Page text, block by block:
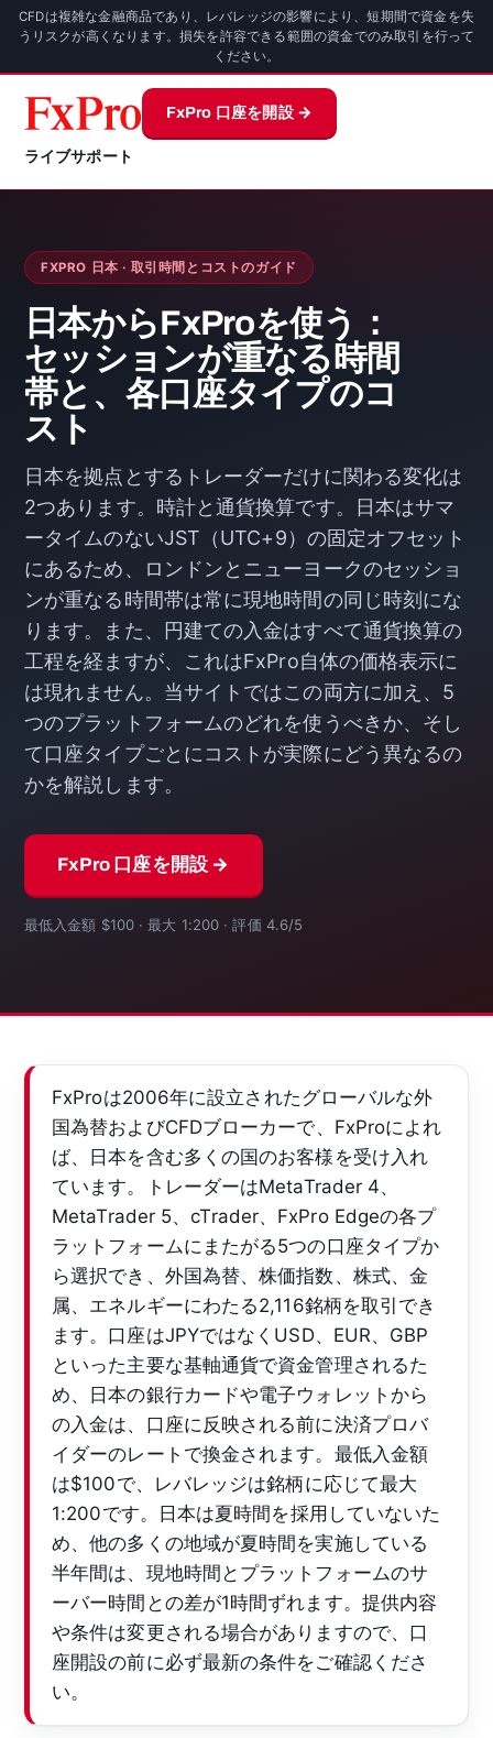
CFDは複雑な金融商品であり、レバレッジの影響により、短期間で資金を失
うリスクが高くなります。損失を許容できる範囲の資金でのみ取引を行って
ください。
ライブサポート
FxPro 口座を開設 →
FXPRO 日本 · 取引時間とコストのガイド
日本からFxProを使う：
セッションが重なる時間
帯と、各口座タイプのコ
スト
日本を拠点とするトレーダーだけに関わる変化は
2つあります。時計と通貨換算です。日本はサマ
ータイムのないJST（UTC+9）の固定オフセット
にあるため、ロンドンとニューヨークのセッショ
ンが重なる時間帯は常に現地時間の同じ時刻にな
ります。また、円建ての入金はすべて通貨換算の
工程を経ますが、これはFxPro自体の価格表示に
は現れません。当サイトではこの両方に加え、5
つのプラットフォームのどれを使うべきか、そし
て口座タイプごとにコストが実際にどう異なるの
かを解説します。
FxPro 口座を開設 →
最低入金額 $100 · 最大 1:200 · 評価 4.6/5
FxProは2006年に設立されたグローバルな外
国為替およびCFDブローカーで、FxProによれ
ば、日本を含む多くの国のお客様を受け入れ
ています。トレーダーはMetaTrader 4、
MetaTrader 5、cTrader、FxPro Edgeの各プ
ラットフォームにまたがる5つの口座タイプか
ら選択でき、外国為替、株価指数、株式、金
属、エネルギーにわたる2,116銘柄を取引でき
ます。口座はJPYではなくUSD、EUR、GBP
といった主要な基軸通貨で資金管理されるた
め、日本の銀行カードや電子ウォレットから
の入金は、口座に反映される前に決済プロバ
イダーのレートで換金されます。最低入金額
は$100で、レバレッジは銘柄に応じて最大
1:200です。日本は夏時間を採用していないた
め、他の多くの地域が夏時間を実施している
半年間は、現地時間とプラットフォームのサ
ーバー時間との差が1時間ずれます。提供内容
や条件は変更される場合がありますので、口
座開設の前に必ず最新の条件をご確認くださ
い。